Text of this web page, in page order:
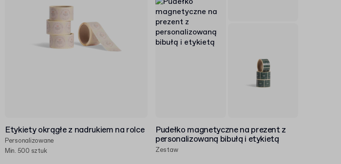
Etykiety okrągłe z nadrukiem na rolce
Personalizowane
Min. 500 sztuk
Pudełko magnetyczne na prezent z
personalizowaną bibułą i etykietą
Zestaw